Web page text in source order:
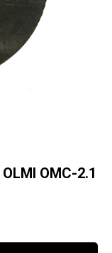
ОМС-2.1